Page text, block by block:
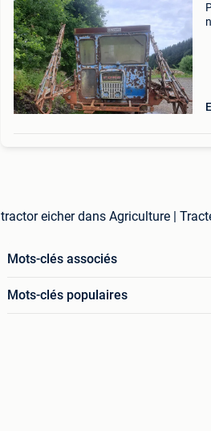
tractor eicher dans Agriculture |
Mots-clés associés
Mots-clés populaires